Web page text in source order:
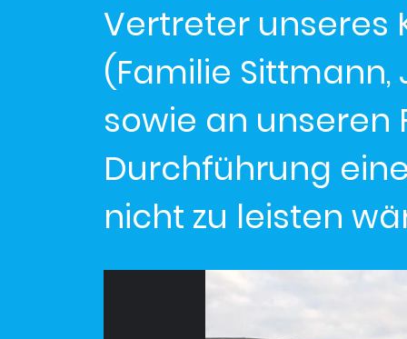
Vertreter unseres
(Familie Sittmann,
sowie an unseren
Durchführung
nicht zu leisten